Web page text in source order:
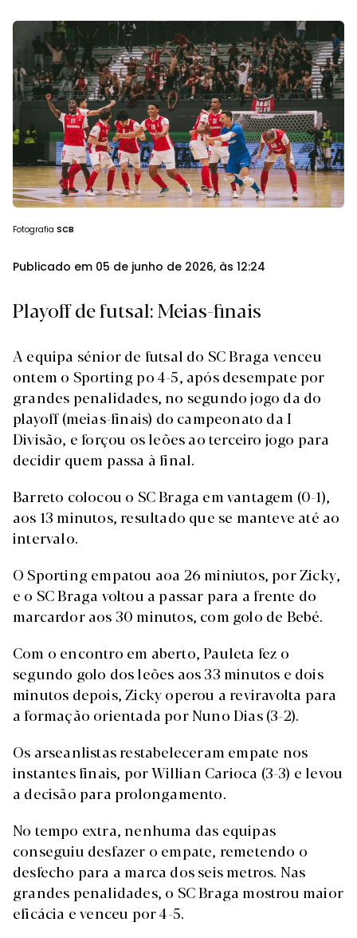
Fotografia SCB
Publicado em 05 de junho de 2026, às 12:24
Playoff de futsal: Meias-finais
A equipa sénior de futsal do SC Braga venceu
ontem o Sporting po 4-5, após desempate por
grandes penalidades, no segundo jogo da do
playoff (meias-finais) do campeonato da I
Divisão, e forçou os leões ao terceiro jogo para
decidir quem passa à final.
Barreto colocou o SC Braga em vantagem (0-1),
aos 13 minutos, resultado que se manteve até ao
intervalo.
O Sporting empatou aoa 26 miniutos, por Zicky,
e o SC Braga voltou a passar para a frente do
marcardor aos 30 minutos, com golo de Bebé.
Com o encontro em aberto, Pauleta fez o
segundo golo dos leões aos 33 minutos e dois
minutos depois, Zicky operou a reviravolta para
a formação orientada por Nuno Dias (3-2).
Os arseanlistas restabeleceram empate nos
instantes finais, por Willian Carioca (3-3) e levou
a decisão para prolongamento.
No tempo extra, nenhuma das equipas
conseguiu desfazer o empate, remetendo o
desfecho para a marca dos seis metros. Nas
grandes penalidades, o SC Braga mostrou maior
eficácia e venceu por 4-5.